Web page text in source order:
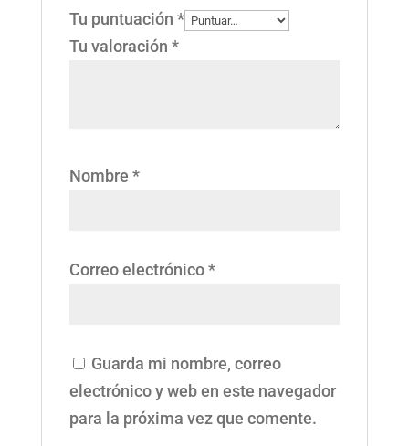
Tu puntuación *
Tu valoración *
Nombre *
Correo electrónico*
Guarda mi nombre, correo
electrónico y web en este navegador
para la próxima vez que comente.